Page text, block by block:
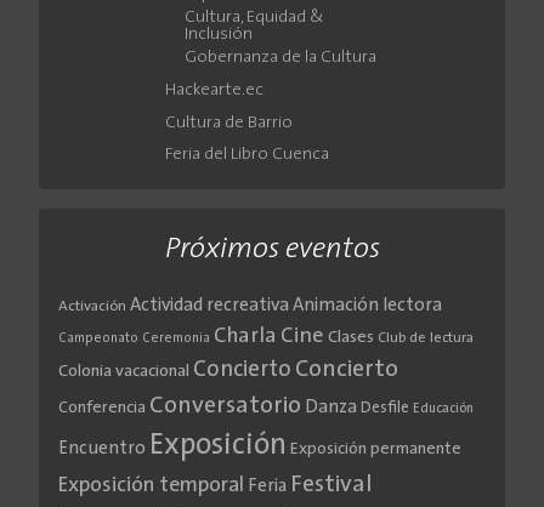
Cultura, Equidad &
Inclusión
Gobernanza de la Cultura
Hackearte.ec
Cultura de Barrio
Feria del Libro Cuenca
Próximos eventos
Activación Actividad recreativa Animación lectora
Campeonato Ceremonia Charla Cine Clases Club de lectura
Colonia vacacional Concierto Concierto
Conferencia Conversatorio Danza Desfile Educación
Encuentro Exposición Exposición permanente
Exposición temporal Feria Festival